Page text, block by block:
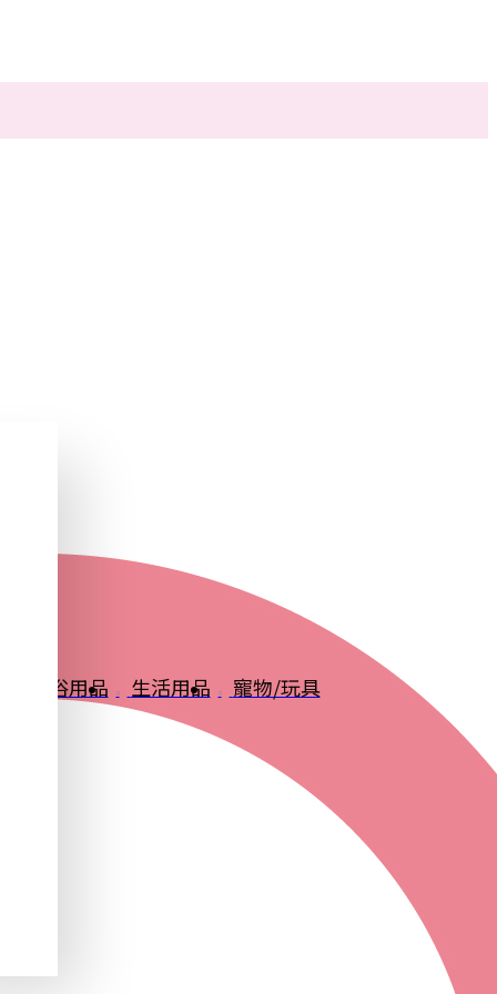
衛浴用品 生活用品 寵物/玩具